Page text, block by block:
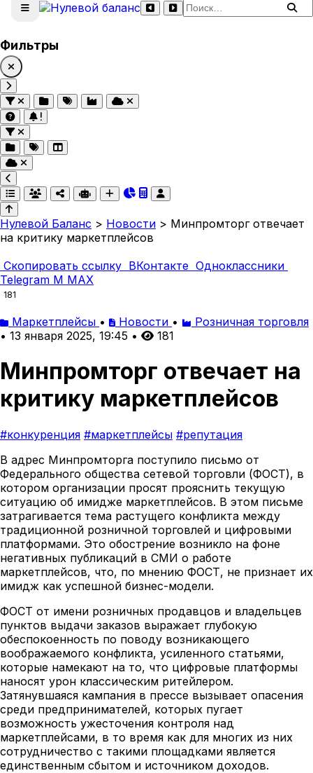
Поиск по сайту
Фильтры
Нулевой Баланс > Новости > Минпромторг отвечает
на критику маркетплейсов
Скопировать ссылку ВКонтакте Одноклассники
Telegram M MAX
181
Маркетплейсы • Новости •
Розничная торговля
• 13 января 2025, 19:45 • 181
Минпромторг отвечает на
критику маркетплейсов
#конкуренция #маркетплейсы #репутация
В адрес Минпромторга поступило письмо от
Федерального общества сетевой торговли (ФОСТ), в
котором организации просят прояснить текущую
ситуацию об имидже маркетплейсов. В этом письме
затрагивается тема растущего конфликта между
традиционной розничной торговлей и цифровыми
платформами. Это обострение возникло на фоне
негативных публикаций в СМИ о работе
маркетплейсов, что, по мнению ФОСТ, не признает их
имидж как успешной бизнес-модели.
ФОСТ от имени розничных продавцов и владельцев
пунктов выдачи заказов выражает глубокую
обеспокоенность по поводу возникающего
воображаемого конфликта, усиленного статьями,
которые намекают на то, что цифровые платформы
наносят урон классическим ритейлером.
Затянувшаяся кампания в прессе вызывает опасения
среди предпринимателей, которых пугает
возможность ужесточения контроля над
маркетплейсами, в то время как для многих из них
сотрудничество с такими площадками является
единственным сбытом и источником доходов.